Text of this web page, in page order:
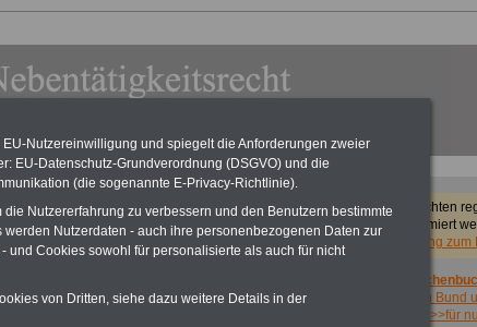
BremNVO): § 22
Sie möchten
informiert
Anmeldung
in Bund
>>>für
Nutzereinwilligung und spiegelt die Anforderungen zweier
EU-Datenschutz-Grundverordnung (DSGVO) und die
(die sogenannte E-Privacy-Richtlinie).
Nutzererfahrung zu verbessern und den Benutzern bestimmte
Nutzerdaten - auch ihre personenbezogenen Daten zur
und Cookies sowohl für personalisierte als auch für nicht
von Dritten, siehe dazu weitere Details in der